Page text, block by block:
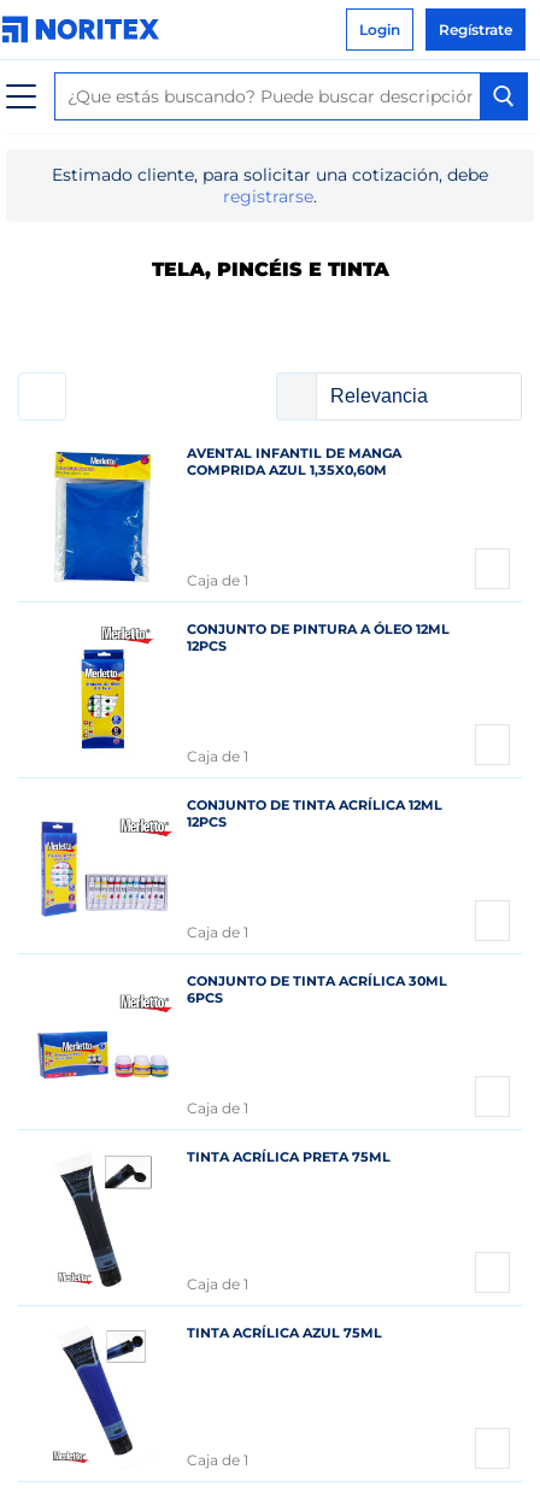
Login Regístrate
Estimado cliente, para solicitar una cotización, debe
registrarse.
TELA, PINCÉIS E TINTA
AVENTAL INFANTIL DE MANGA
COMPRIDA AZUL 1,35X0,60M
Caja de 1
CONJUNTO DE PINTURA A ÓLEO 12ML
12PCS
Caja de 1
CONJUNTO DE TINTA ACRÍLICA 12ML
12PCS
Caja de 1
CONJUNTO DE TINTA ACRÍLICA 30ML
6PCS
Caja de 1
TINTA ACRÍLICA PRETA 75ML
Caja de 1
TINTA ACRÍLICA AZUL 75ML
Caja de 1